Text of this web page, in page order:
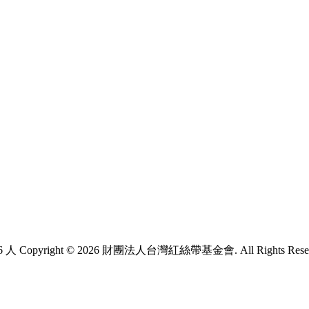
人 Copyright © 2026 財團法人台灣紅絲帶基金會. All Rights